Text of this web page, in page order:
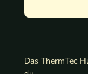
Das ThermTec